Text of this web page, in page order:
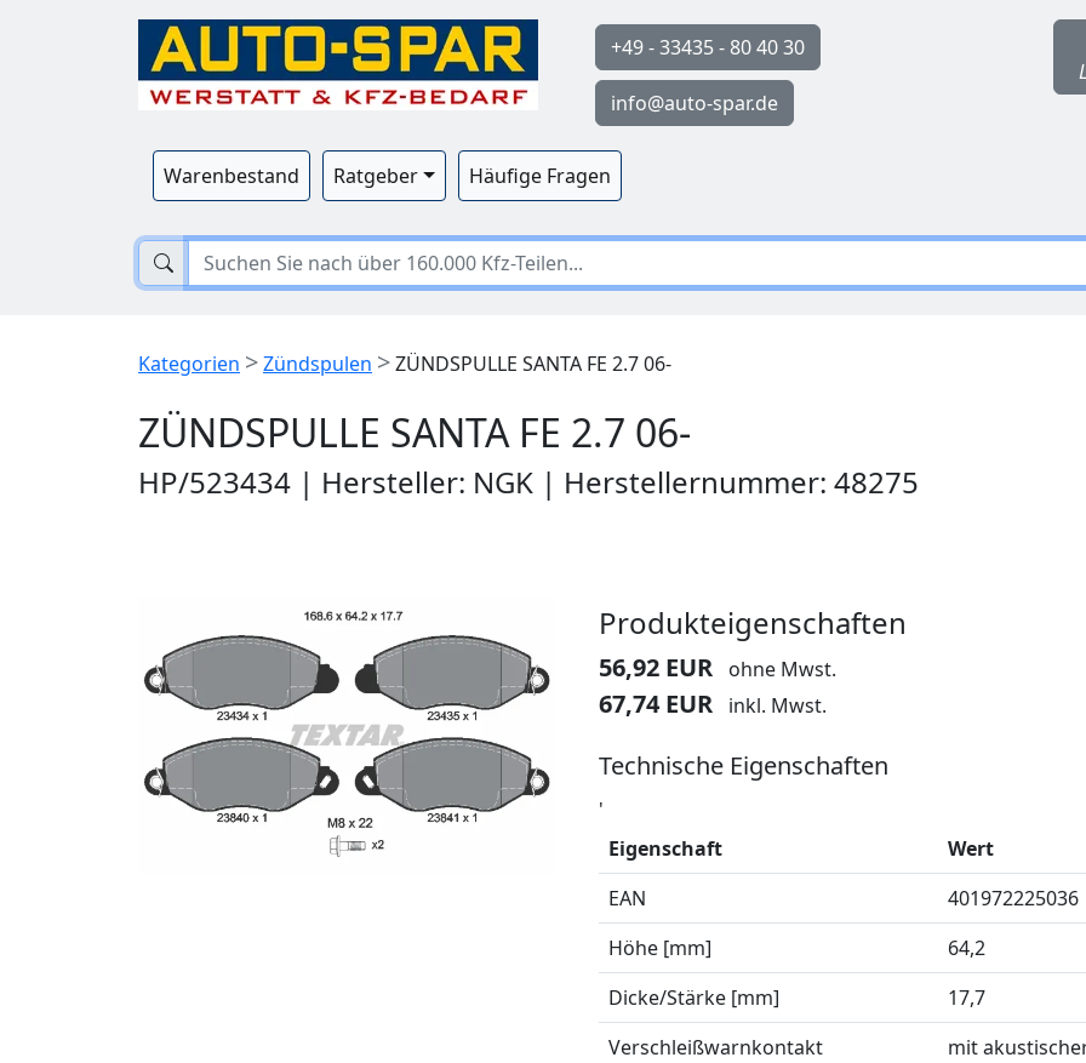
+49 - 33435 - 80 40 30
info@auto-spar.de
Warenbestand Ratgeber Häufige Fragen
Kategorien >Zündspulen >ZÜNDSPULLE SANTA FE 2.7 06-
ZÜNDSPULLE SANTA FE 2.7 06-
HP/523434 | Hersteller: NGK | Herstellernummer: 48275
Produkteigenschaften
56,92 EUR ohne Mwst.
67,74 EUR inkl. Mwst.
Technische Eigenschaften
'
Eigenschaft
Wert
EAN
401972225036
Höhe [mm]
64,2
Dicke/Stärke [mm]
17,7
Verschleißwarnkontakt
mit